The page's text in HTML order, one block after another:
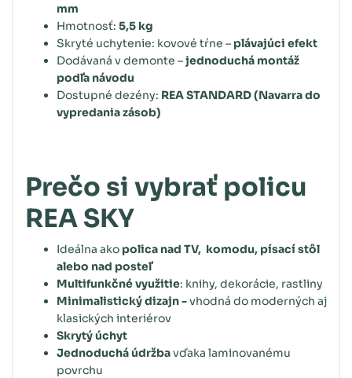
mm
Hmotnosť: 5,5 kg
Skryté uchytenie: kovové tŕne – plávajúci efekt
Dodávaná v demonte –jednoduchá montáž
podľa návodu
Dostupné dezény: REA STANDARD (Navarra do
vypredania zásob)
Prečo si vybrať policu
REA SKY
Ideálna ako polica nad TV, komodu, písací stôl
alebo nad posteľ
Multifunkčné využitie: knihy, dekorácie, rastliny
Minimalistický dizajn -vhodná do moderných aj
klasických interiérov
Skrytý úchyt
Jednoduchá údržbavďaka laminovanému
povrchu